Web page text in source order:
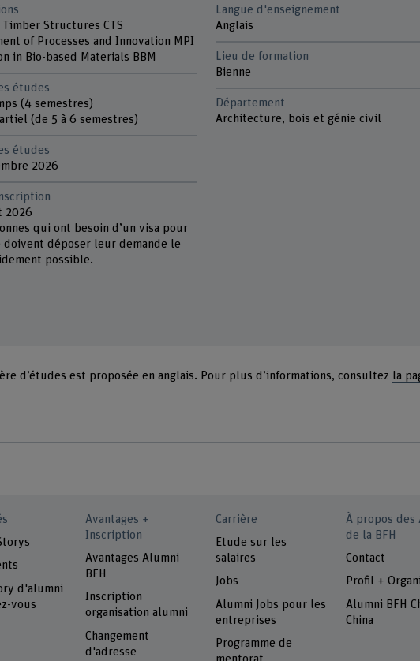
Timber Structures CTS
of Processes and Innovation MPI
in Bio-based Materials BBM
études
(4 semestres)
(de 5 à 6 semestres)
études
2026
2026
qui ont besoin d’un visa pour
doivent déposer leur demande le
possible.
Langue d'enseignement
Anglais
Lieu de formation
Bienne
Département
Architecture, bois et génie civil
d’études est proposée en anglais. Pour plus d’informations, consultez la
d'alumni
vous
Avantages +
Inscription
Avantages Alumni
BFH
Inscription
organisation alumni
Changement
d'adresse
Carrière
Etude sur les
salaires
Jobs
Alumni Jobs pour les
entreprises
Programme de
À propos des
de la BFH
Contact
Profil +
Alumni BFH
China